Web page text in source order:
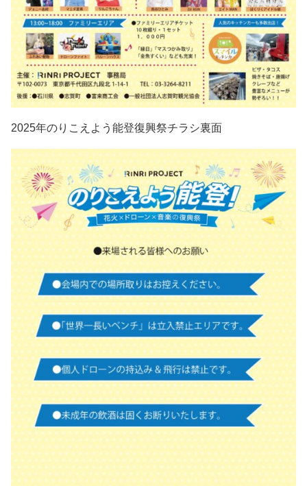
2025年のりこえよう能登復興祭チラシ裏面